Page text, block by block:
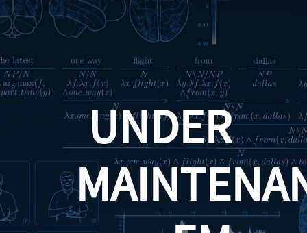
UNDER